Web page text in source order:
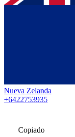
Nueva Zelanda
+6422753935
Copiado